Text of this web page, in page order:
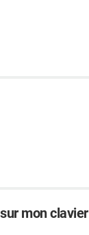
mon clavier